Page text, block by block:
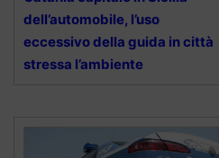
dell’automobile, l’uso
eccessivo della guida in città
stressa l’ambiente